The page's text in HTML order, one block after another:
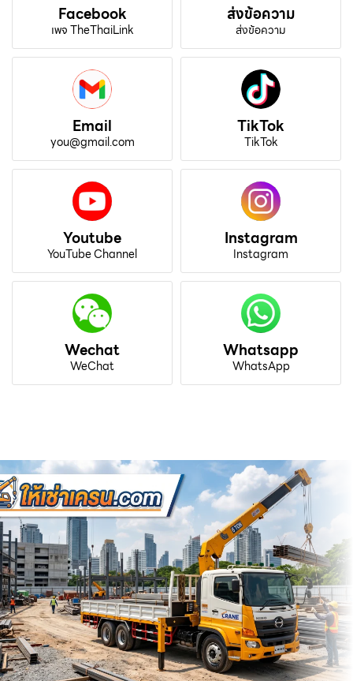
Facebook
เพจ TheThaiLink
ส่งข้อความ
ส่งข้อความ
Email
you@gmail.com
TikTok
TikTok
Youtube
YouTube Channel
Instagram
Instagram
Wechat
WeChat
Whatsapp
WhatsApp